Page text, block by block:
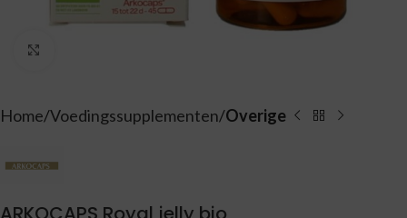
Home Voedingssupplementen Overige